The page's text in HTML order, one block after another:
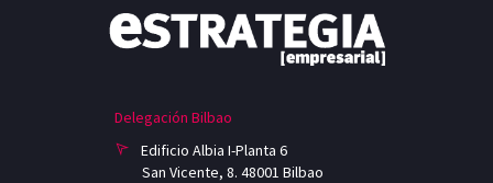
Delegación Bilbao
Edificio Albia I-Planta 6
San Vicente, 8. 48001 Bilbao